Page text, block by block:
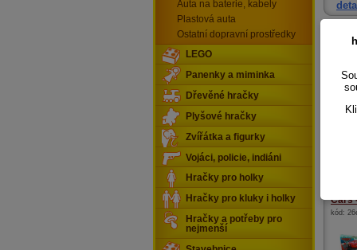
Auto
Cars
kód:
Auta na baterie, kabely
Plastová auta
Ostatní dopravní prostředky
LEGO
Panenky a miminka
Dřevěné hračky
Plyšové hračky
Zvířátka a figurky
Vojáci, policie, indiáni
Hračky pro holky
Hračky pro kluky i holky
Hračky a potřeby pro
nejmenší